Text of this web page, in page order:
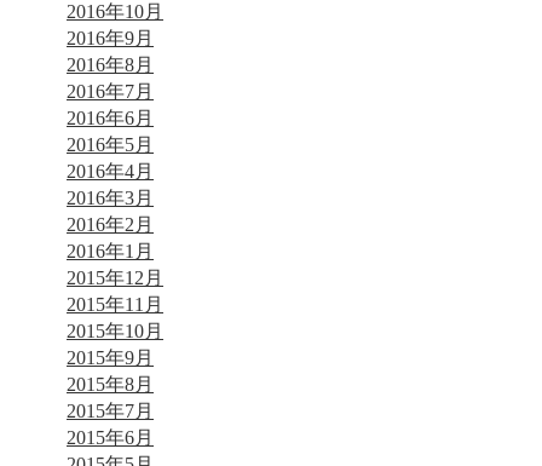
2016年10月
2016年9月
2016年8月
2016年7月
2016年6月
2016年5月
2016年4月
2016年3月
2016年2月
2016年1月
2015年12月
2015年11月
2015年10月
2015年9月
2015年8月
2015年7月
2015年6月